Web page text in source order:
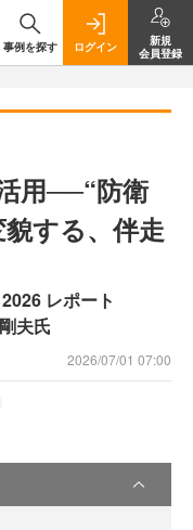
事例を探す ログイン
新規
会員登録
用──“防衛
する、伴走
レポート
夫氏
2026/07/01 07:00